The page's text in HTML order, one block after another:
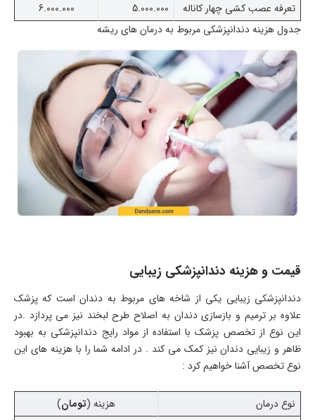
تعرفه عصب کشی چهار کاناله 5.000.000
6.000.000
جدول هزینه دندانپزشکی مربوط به درمان های ریشه
قیمت و هزینه دندانپزشکی زیبایی
دندانپزشکی زیبایی یکی از شاخه های مربوط به دندان است که پزشک
علاوه بر ترمیم و بازسازی دندان به اصلاح طرح لبخند نیز می پردازد .در
این نوع از تخصص پزشک با استفاده از مواد رایج دندانپزشکی به بهبود
ظاهر و زیبایی دندان نیز کمک می کند . در ادامه شما را با هزینه های این
نوع تخصص آشنا خواهیم کرد :
نوع درمان هزینه (تومان)